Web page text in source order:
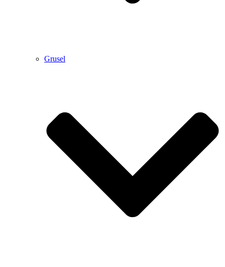
Grusel